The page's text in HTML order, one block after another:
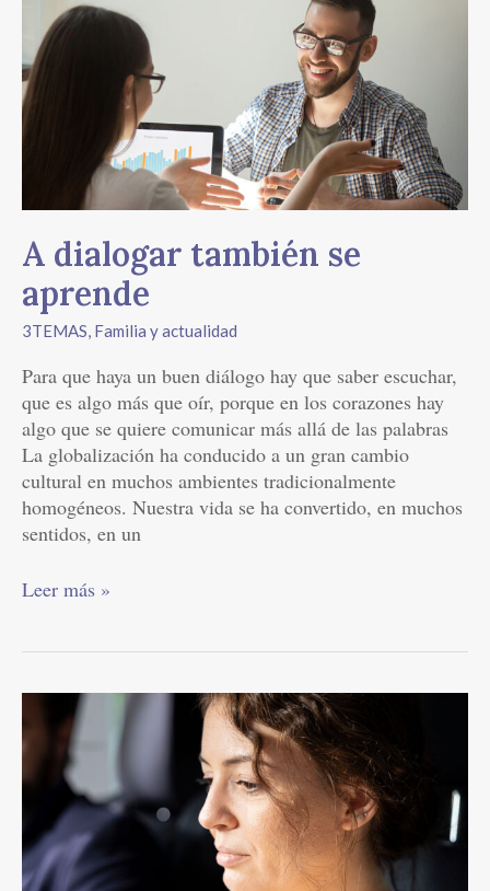
A dialogar también se
aprende
3TEMAS, Familia y actualidad
Para que haya un buen diálogo hay que saber escuchar,
que es algo más que oír, porque en los corazones hay
algo que se quiere comunicar más allá de las palabras
La globalización ha conducido a un gran cambio
cultural en muchos ambientes tradicionalmente
homogéneos. Nuestra vida se ha convertido, en muchos
sentidos, en un
dialogar
también
se
aprende
Leer más »
celos
nos
hacen
malas
personas
o